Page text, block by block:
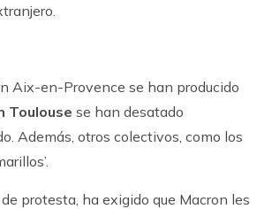
Aix-en-Provence se han producido
Toulouse se han desatado
Además, otros colectivos, como los
protesta, ha exigido que Macron les